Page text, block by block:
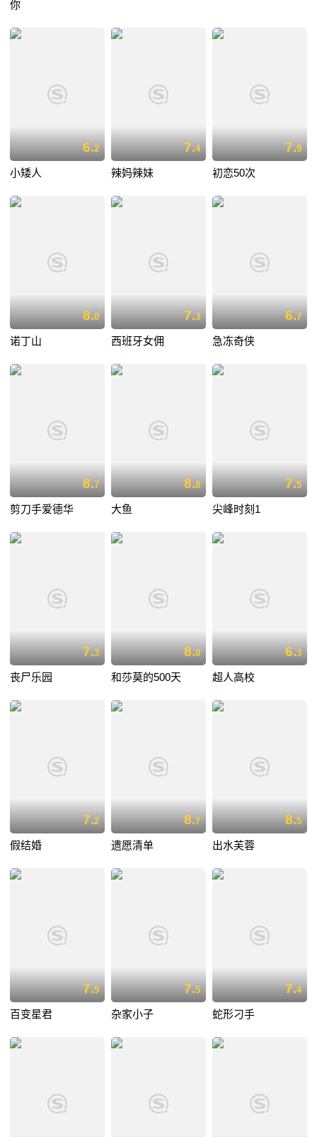
你
6.2
小矮人
7.4
辣妈辣妹
7.9
初恋50次
8.0
诺丁山
7.3
西班牙女佣
6.7
急冻奇侠
8.7
剪刀手爱德华
8.8
大鱼
7.5
尖峰时刻1
7.3
丧尸乐园
8.0
和莎莫的500天
6.3
超人高校
7.2
假结婚
8.7
遗愿清单
8.5
出水芙蓉
7.9
百变星君
7.5
杂家小子
7.4
蛇形刁手